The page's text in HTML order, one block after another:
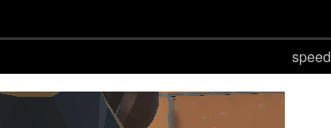
speed